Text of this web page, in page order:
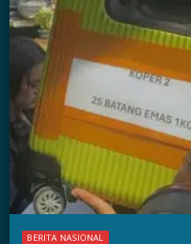
BERITA NASIONAL